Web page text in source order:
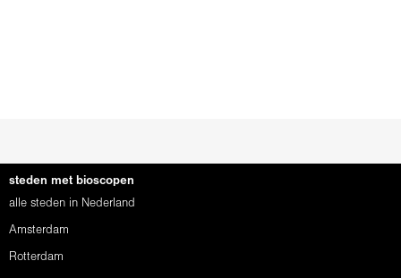
steden met bioscopen
alle steden in Nederland
Amsterdam
Rotterdam